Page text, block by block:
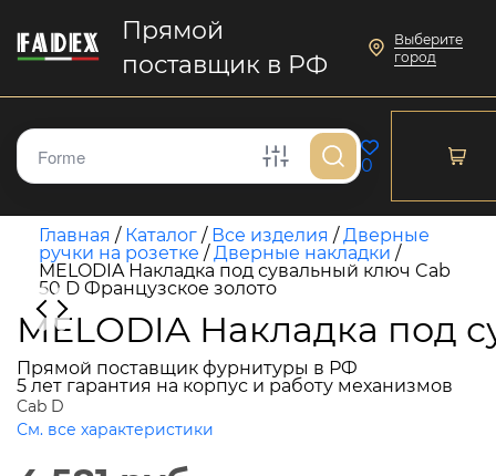
Прямой
поставщик в РФ
Выберите
город
0
Главная / Каталог / Все изделия /Дверные
ручки на розетке /Дверные накладки /
MELODIA Накладка под сувальный ключ Cab
50 D Французское золото
MELODIA Накладка под
Прямой поставщик фурнитуры в РФ
5 лет гарантия на корпус и работу механизмов
Cab D
См. все характеристики